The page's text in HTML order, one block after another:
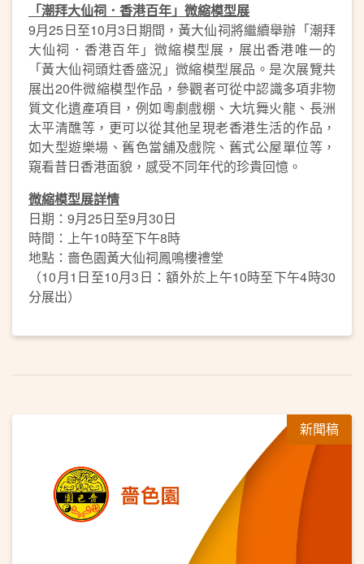
「潮拜大仙祠．香港百年」微縮模型展
9月25日至10月3日期間，黃大仙祠將繼續舉辦「潮拜
大仙祠．香港百年」微縮模型展，展出香港唯一的
「黃大仙祠頭炷香盛況」微縮模型展品。是次展覽共
展出20件微縮模型作品，參觀者可從中認識多項非物
質文化遺產項目，例如粵劇戲棚、大坑舞火龍、長洲
太平清醮等，更可以從其他呈現老香港生活的作品，
如大型遊樂場、舊色當舖及戲院、舊式公屋單位等，
窺看昔日香港面貌，感受不同年代的珍貴回憶。
微縮模型展詳情
日期：9月25日至9月30日
時間：上午10時至下午8時
地點：嗇色園黃大仙祠鳳鳴樓禮堂
（10月1日至10月3日：額外於上午10時至下午4時30
分展出）
新聞稿